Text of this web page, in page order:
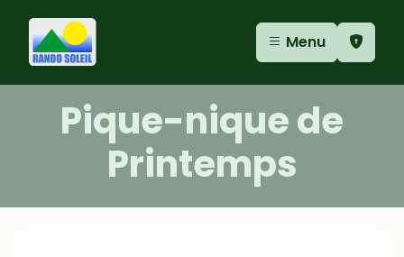
Menu
Pique-nique de
Printemps